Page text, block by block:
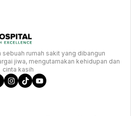
sebuah rumah sakit yang dibangun
jiwa, mengutamakan kehidupan dan
cinta kasih